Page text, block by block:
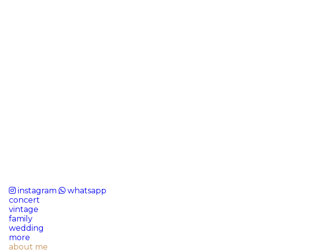
instagram
whatsapp
concert
vintage
family
wedding
more
about me